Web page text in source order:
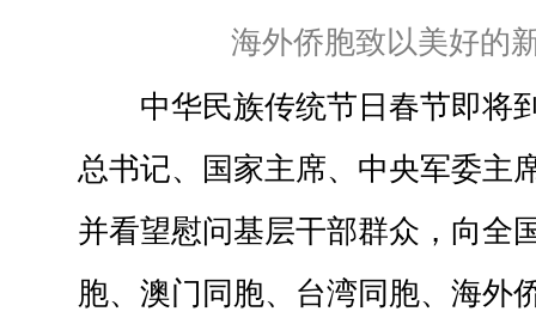
海外侨胞致以美好的
中华民族传统节日春节即将
总书记、国家主席、中央军委主
并看望慰问基层干部群众，向全
胞、澳门同胞、台湾同胞、海外